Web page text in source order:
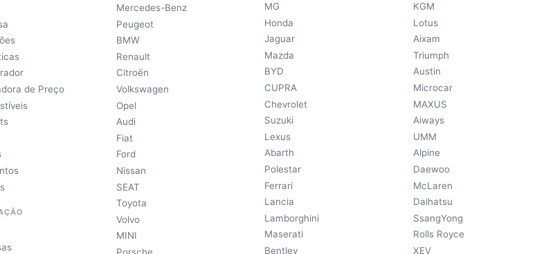
de Preço
Mercedes-Benz
Peugeot
BMW
Renault
Citroën
Volkswagen
Opel
Audi
Fiat
Ford
Nissan
SEAT
Toyota
Volvo
MINI
MG
Honda
Jaguar
Mazda
BYD
CUPRA
Chevrolet
Suzuki
Lexus
Abarth
Polestar
Ferrari
Lancia
Lamborghini
Maserati
Bentley
KGM
Lotus
Aixam
Triumph
Austin
Microcar
MAXUS
Aiways
UMM
Alpine
Daewoo
McLaren
Daihatsu
SsangYong
Rolls Royce
XEV